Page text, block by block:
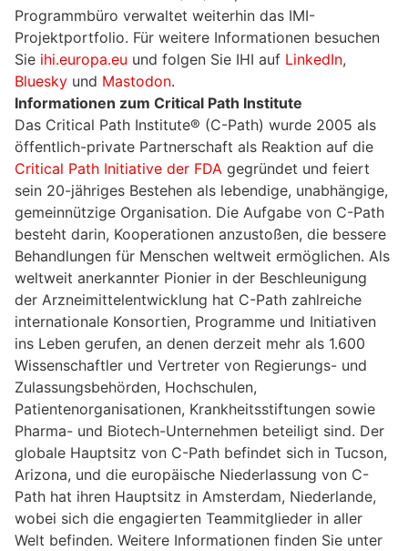
Programmbüro verwaltet weiterhin das IMI-
Projektportfolio. Für weitere Informationen besuchen
Sie ihi.europa.eu und folgen Sie IHI auf LinkedIn,
Bluesky und Mastodon.
Informationen zum Critical Path Institute
Das Critical Path Institute® (C-Path) wurde 2005 als
öffentlich-private Partnerschaft als Reaktion auf die
Critical Path Initiative der FDA gegründet und feiert
sein 20-jähriges Bestehen als lebendige, unabhängige,
gemeinnützige Organisation. Die Aufgabe von C-Path
besteht darin, Kooperationen anzustoßen, die bessere
Behandlungen für Menschen weltweit ermöglichen. Als
weltweit anerkannter Pionier in der Beschleunigung
der Arzneimittelentwicklung hat C-Path zahlreiche
internationale Konsortien, Programme und Initiativen
ins Leben gerufen, an denen derzeit mehr als 1.600
Wissenschaftler und Vertreter von Regierungs- und
Zulassungsbehörden, Hochschulen,
Patientenorganisationen, Krankheitsstiftungen sowie
Pharma- und Biotech-Unternehmen beteiligt sind. Der
globale Hauptsitz von C-Path befindet sich in Tucson,
Arizona, und die europäische Niederlassung von C-
Path hat ihren Hauptsitz in Amsterdam, Niederlande,
wobei sich die engagierten Teammitglieder in aller
Welt befinden. Weitere Informationen finden Sie unter